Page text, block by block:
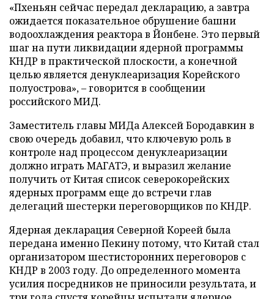
«Пхеньян сейчас передал декларацию, а завтра
ожидается показательное обрушение башни
водоохлаждения реактора в Йонбене. Это первый
шаг на пути ликвидации ядерной программы
КНДР в практической плоскости, а конечной
целью является денуклеаризация Корейского
полуострова», – говорится в сообщении
российского МИД.
Заместитель главы МИДа Алексей Бородавкин в
свою очередь добавил, что ключевую роль в
контроле над процессом денуклеаризации
должно играть МАГАТЭ, и выразил желание
получить от Китая список северокорейских
ядерных программ еще до встречи глав
делегаций шестерки переговорщиков по КНДР.
Ядерная декларация Северной Кореей была
передана именно Пекину потому, что Китай стал
организатором шестисторонних переговоров с
КНДР в 2003 году. До определенного момента
усилия посредников не приносили результата, и